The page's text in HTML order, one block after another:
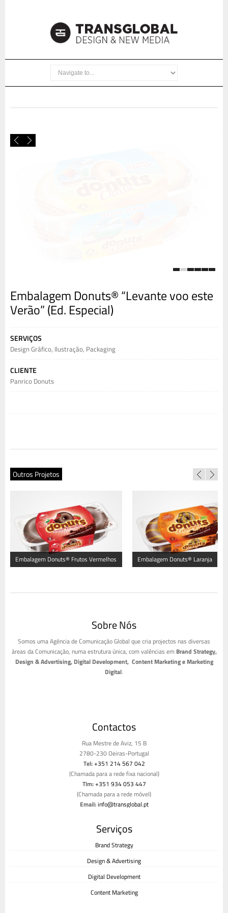
Embalagem Donuts® “Levante voo este
Verão” (Ed. Especial)
SERVIÇOS
Design Gráfico, Ilustração, Packaging
CLIENTE
Panrico Donuts
Outros Projetos
Embalagem Donuts® Frutos Vermelhos
Embalagem Donuts® Laranja
Sobre Nós
Somos uma Agência de Comunicação Global que cria projectos nas diversas
áreas da Comunicação, numa estrutura única, com valências em Brand Strategy,
Design & Advertising, Digital Development, Content Marketing e Marketing
Digital.
Contactos
Rua Mestre de Aviz, 15 B
2780-230 Oeiras-Portugal
Tel:+351 214 567 042
(Chamada para a rede fixa nacional)
Tlm:+351 934 053 447
(Chamada para a rede móvel)
Email:info@transglobal.pt
Serviços
Brand Strategy
Design & Advertising
Digital Development
Content Marketing